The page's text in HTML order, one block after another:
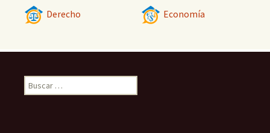
Derecho Economía
Buscar: